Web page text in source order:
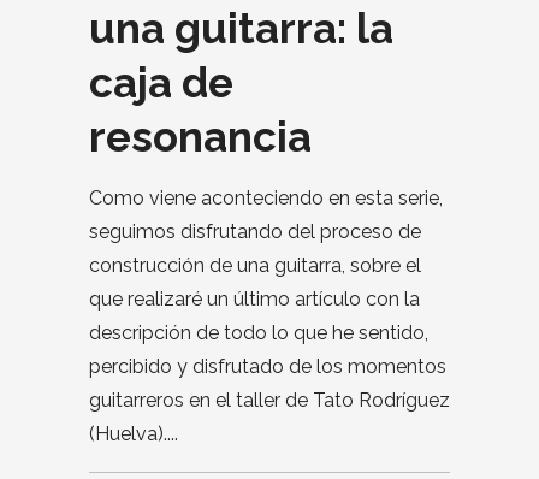
una guitarra: la
caja de
resonancia
Como viene aconteciendo en esta serie,
seguimos disfrutando del proceso de
construcción de una guitarra, sobre el
que realizaré un último artículo con la
descripción de todo lo que he sentido,
percibido y disfrutado de los momentos
guitarreros en el taller de Tato Rodríguez
(Huelva).